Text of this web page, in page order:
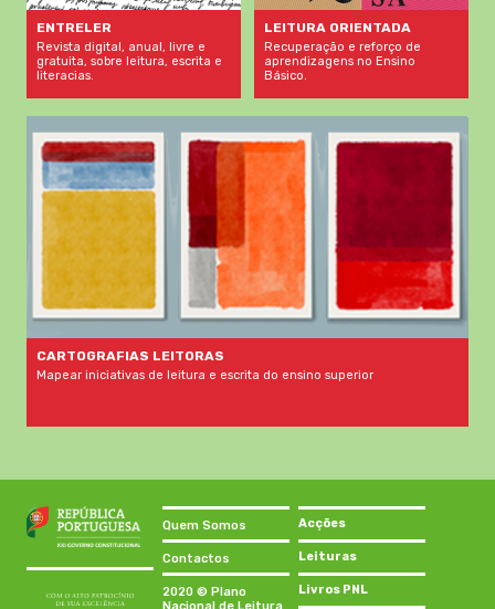
ENTRELER
Revista digital, anual, livre e
gratuita, sobre leitura, escrita e
literacias.
LEITURA ORIENTADA
Recuperação e reforço de
aprendizagens no Ensino
Básico.
CARTOGRAFIAS LEITORAS
Mapear iniciativas de leitura e escrita do ensino superior
Quem Somos
Contactos
2020 © Plano
Nacional de Leitura
Acções
Leituras
Livros PNL